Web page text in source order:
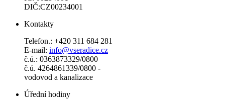
DIČ:CZ00234001
Kontakty
Telefon.: +420 311 684 281
E-mail: info@vseradice.cz
č.ú.: 0363873329/0800
č.ú. 4264861339/0800 -
vodovod a kanalizace
Úřední hodiny